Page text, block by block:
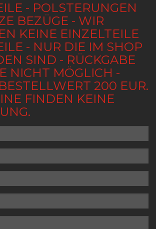
- POLSTERUNGEN
BEZÜGE - WIR
KEINE EINZELTEILE
- NUR DIE IM SHOP
SIND - RÜCKGABE
NICHT MÖGLICH -
200 EUR.
FINDEN KEINE